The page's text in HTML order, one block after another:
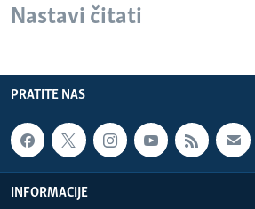
Nastavi čitati
PRATITE NAS
INFORMACIJE